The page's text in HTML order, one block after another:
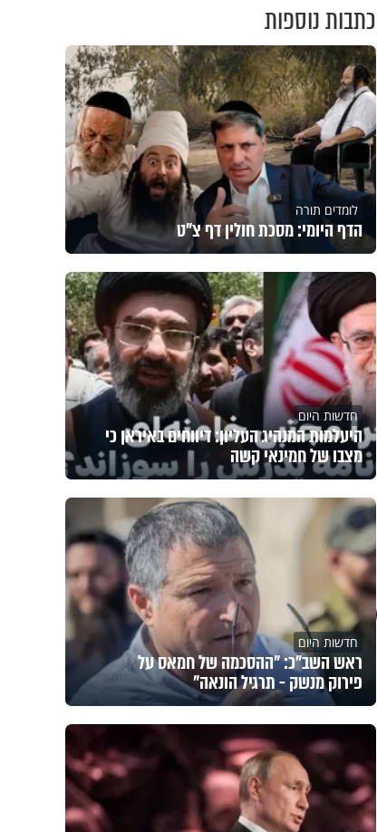
כתבות נוספות
לומדים תורה
הדף היומי: מסכת חולין דף צ"ט
חדשות היום
היעלמות המנהיג העליון: דיווחים באיראן כי
מצבו של חמינאי קשה
חדשות היום
ראש השב"כ: "ההסכמה של חמאס על
פירוק מנשק - תרגיל הונאה"